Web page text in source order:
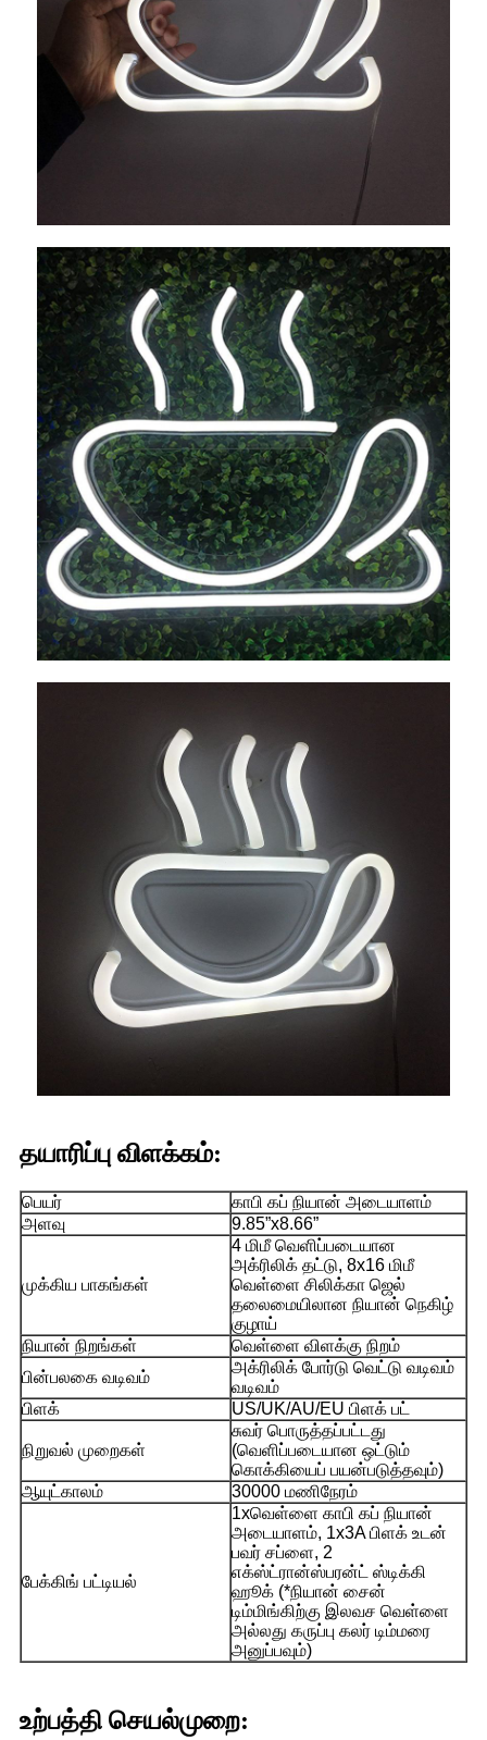
தயாரிப்பு விளக்கம்:
பெயர்
காபி கப் நியான் அடையாளம்
அளவு
9.85”x8.66”
முக்கிய பாகங்கள்
4 மிமீ வெளிப்படையான
அக்ரிலிக் தட்டு, 8x16 மிமீ
வெள்ளை சிலிக்கா ஜெல்
தலைமையிலான நியான் நெகிழ்
குழாய்
நியான் நிறங்கள்
வெள்ளை விளக்கு நிறம்
பின்பலகை வடிவம்
அக்ரிலிக் போர்டு வெட்டு வடிவம்
வடிவம்
பிளக்
US/UK/AU/EU பிளக் பட்
நிறுவல் முறைகள்
சுவர் பொருத்தப்பட்டது
(வெளிப்படையான ஒட்டும்
கொக்கியைப் பயன்படுத்தவும்)
ஆயுட்காலம்
30000 மணிநேரம்
பேக்கிங் பட்டியல்
1xவெள்ளை காபி கப் நியான்
அடையாளம், 1x3A பிளக் உடன்
பவர் சப்ளை, 2
எக்ஸ்ட்ரான்ஸ்பரன்ட் ஸ்டிக்கி
ஹூக் (*நியான் சைன்
டிம்மிங்கிற்கு இலவச வெள்ளை
அல்லது கருப்பு கலர் டிம்மரை
அனுப்பவும்)
உற்பத்தி செயல்முறை: